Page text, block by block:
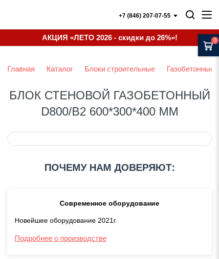
АКЦИЯ «ЛЕТО 2026 - скидки до 26%»!
+7 (846) 207-07-55
0
Главная Каталог Блоки строительные Газобетонные
БЛОК СТЕНОВОЙ ГАЗОБЕТОННЫЙ
D800/B2 600*300*400 ММ
ПОЧЕМУ НАМ ДОВЕРЯЮТ:
Современное оборудование
Новейшее оборудование 2021г.
Подробнее о производстве